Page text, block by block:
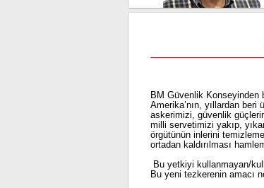
BM Güvenlik Konseyinden
Amerika’nın, yıllardan
askerimizi, güvenlik
milli servetimizi yakıp,
örgütünün inlerini
ortadan kaldırılması
Bu yetkiyi kullanmayan/
Bu yeni tezkerenin amacı